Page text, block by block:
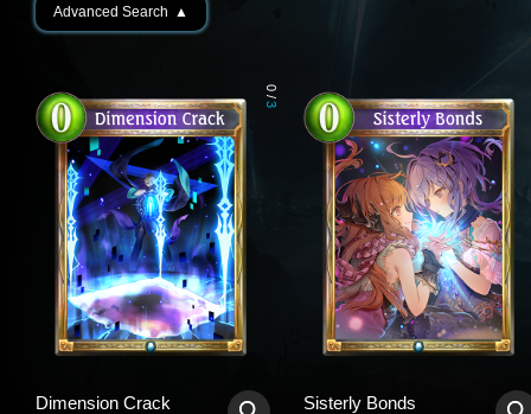
Advanced Search ▲
0
/
3
Dimension Crack Sisterly Bonds